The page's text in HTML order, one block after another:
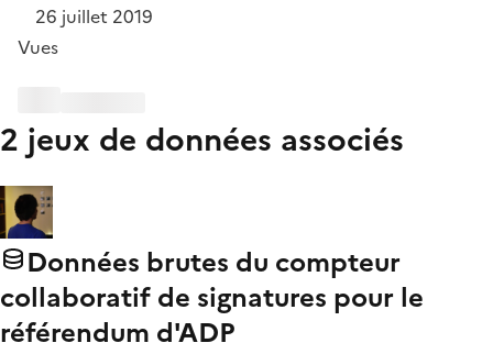
26 juillet 2019
Vues
2 jeux de données associés
Données brutes du compteur
collaboratif de signatures pour le
référendum d'ADP